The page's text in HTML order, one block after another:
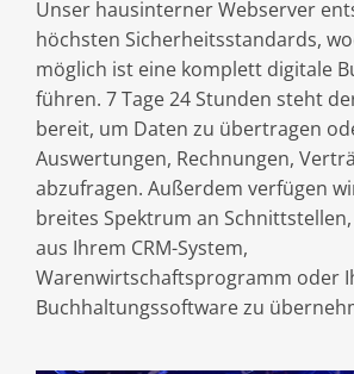
Unser hausinterner Webserver
höchsten Sicherheitsstandards,
möglich ist eine komplett digitale
führen. 7 Tage 24 Stunden steht
bereit, um Daten zu übertragen
Auswertungen, Rechnungen,
abzufragen. Außerdem verfügen
breites Spektrum an
aus Ihrem CRM-System,
Warenwirtschaftsprogramm oder
Buchhaltungssoftware zu